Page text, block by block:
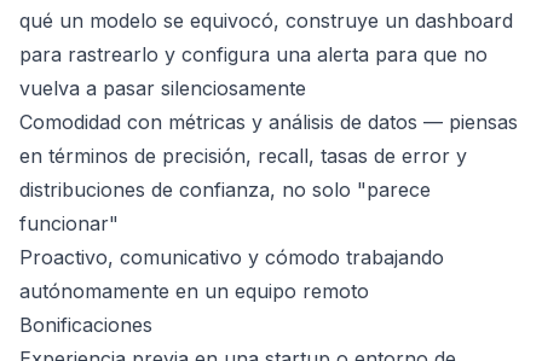
qué un modelo se equivocó, construye un dashboard
para rastrearlo y configura una alerta para que no
vuelva a pasar silenciosamente
Comodidad con métricas y análisis de datos — piensas
en términos de precisión, recall, tasas de error y
distribuciones de confianza, no solo "parece
funcionar"
Proactivo, comunicativo y cómodo trabajando
autónomamente en un equipo remoto
Bonificaciones